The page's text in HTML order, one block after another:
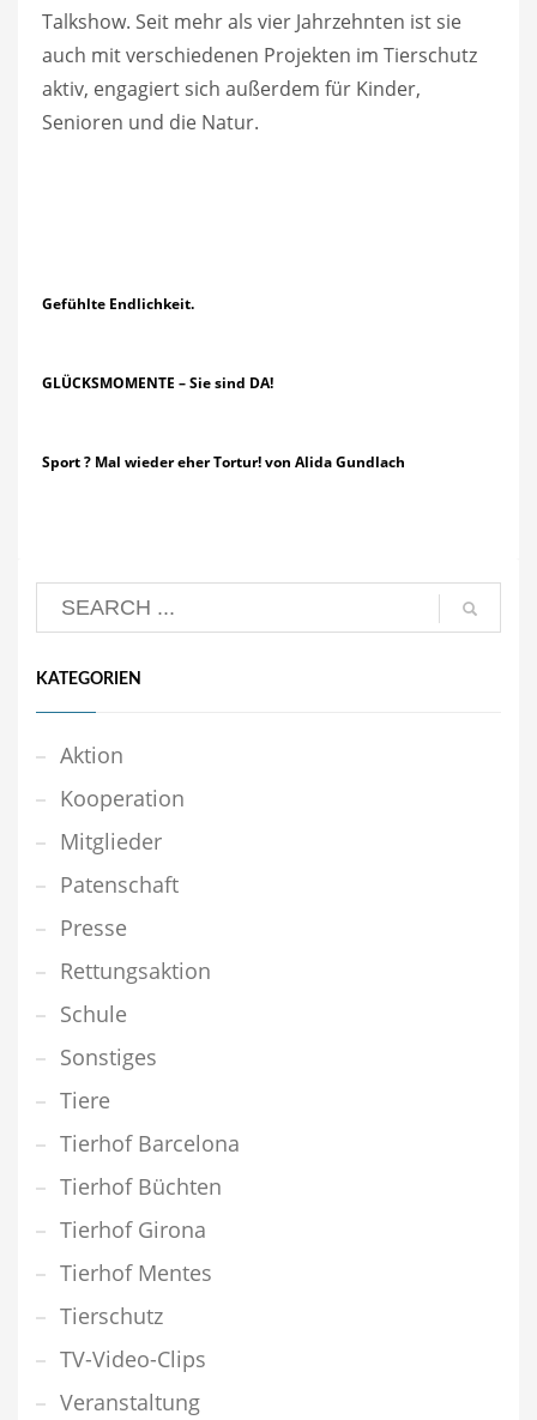
Talkshow. Seit mehr als vier Jahrzehnten ist sie
auch mit verschiedenen Projekten im Tierschutz
aktiv, engagiert sich außerdem für Kinder,
Senioren und die Natur.
Gefühlte Endlichkeit.
GLÜCKSMOMENTE – Sie sind DA!
Sport ? Mal wieder eher Tortur! von Alida Gundlach
KATEGORIEN
Aktion
Kooperation
Mitglieder
Patenschaft
Presse
Rettungsaktion
Schule
Sonstiges
Tiere
Tierhof Barcelona
Tierhof Büchten
Tierhof Girona
Tierhof Mentes
Tierschutz
TV-Video-Clips
Veranstaltung